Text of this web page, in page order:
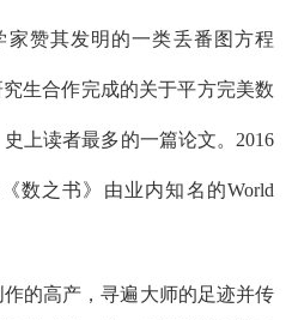
家赞其发明的一类丢番图方程
生合作完成的关于平方完美数
上读者最多的一篇论文。 2016
数之书》由业内知名的World
的高产，寻遍大师的足迹并传